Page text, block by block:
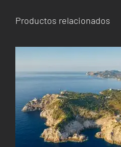
Productos relacionados
SELECCIONAR OPCIONES /